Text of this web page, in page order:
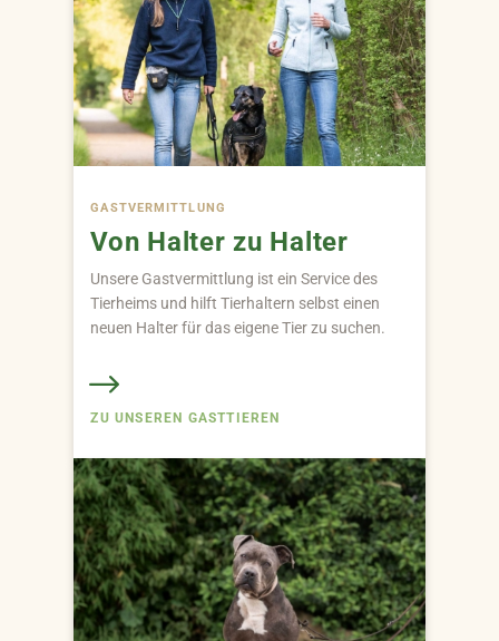
GAST­VERMITTLUNG
Von Halter zu Halter
Unsere Gastvermittlung ist ein Service des
Tierheims und hilft Tierhaltern selbst einen
neuen Halter für das eigene Tier zu suchen.
ZU UNSEREN GASTTIEREN